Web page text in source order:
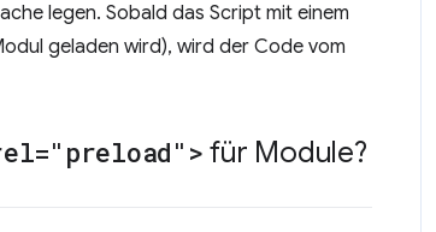
legen. Sobald das Script mit einem
geladen wird), wird der Code vom
für Module?